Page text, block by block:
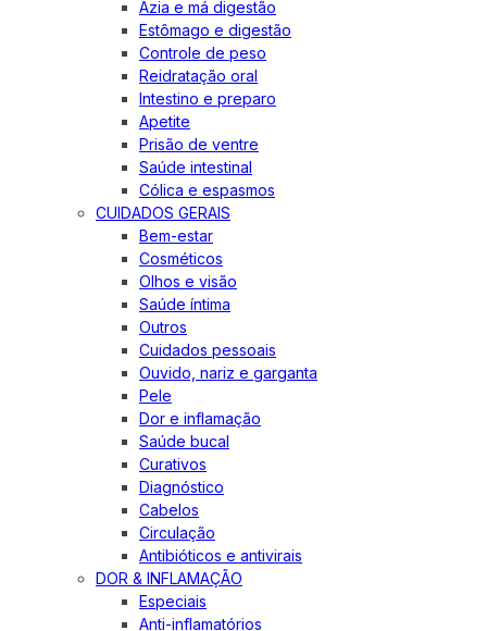
Azia e má digestão
Estômago e digestão
Controle de peso
Reidratação oral
Intestino e preparo
Apetite
Prisão de ventre
Saúde intestinal
Cólica e espasmos
CUIDADOS GERAIS
Bem-estar
Cosméticos
Olhos e visão
Saúde íntima
Outros
Cuidados pessoais
Ouvido, nariz e garganta
Pele
Dor e inflamação
Saúde bucal
Curativos
Diagnóstico
Cabelos
Circulação
Antibióticos e antivirais
DOR & INFLAMAÇÃO
Especiais
Anti-inflamatórios